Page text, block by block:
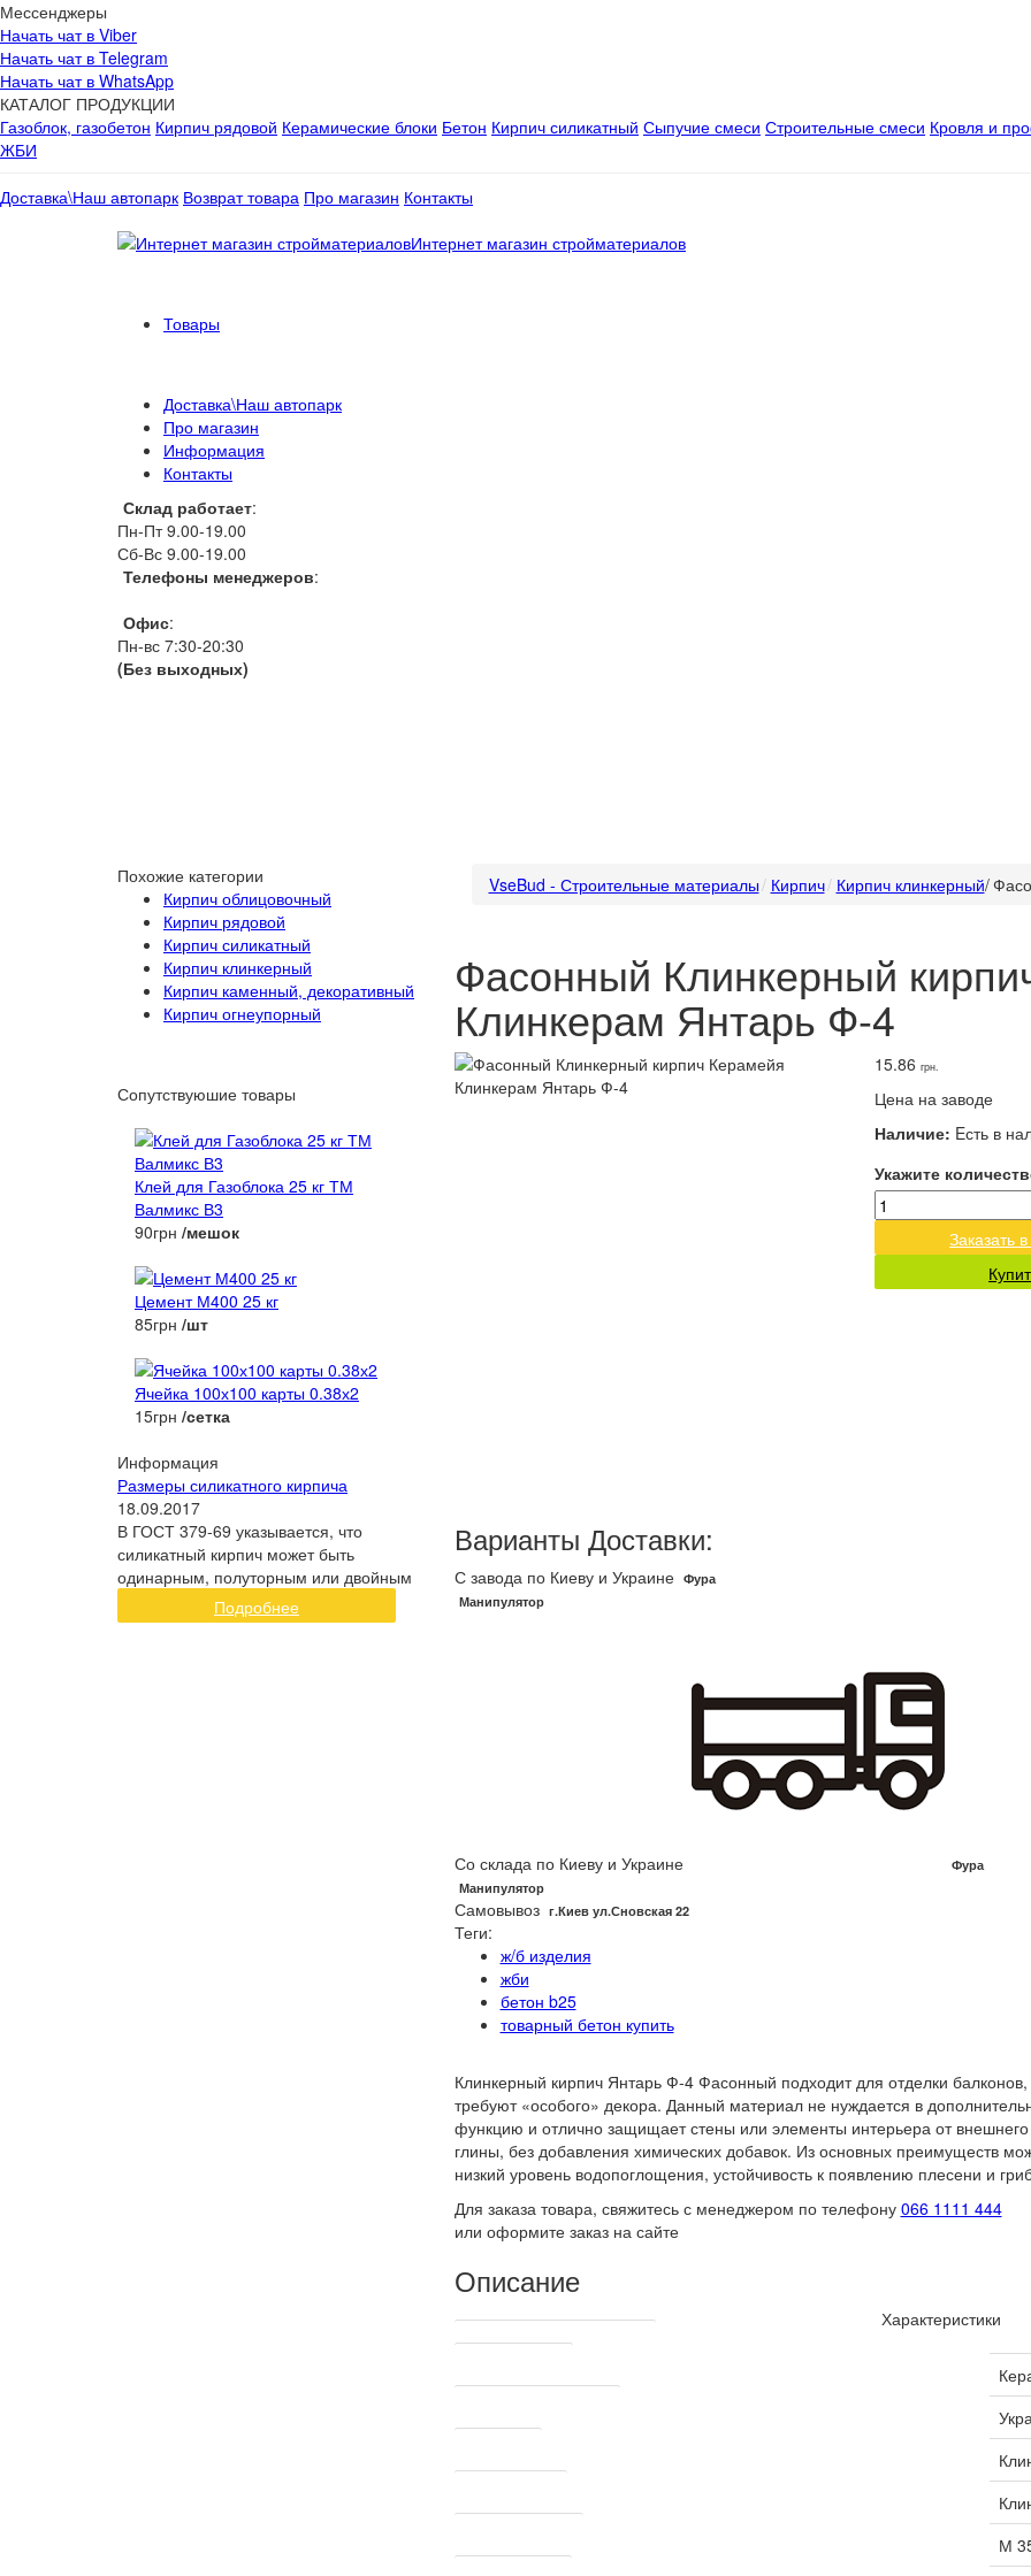
Мессенджеры
Начать чат в Viber
Начать чат в Telegram
Начать чат в WhatsApp
КАТАЛОГ ПРОДУКЦИИ
Газоблок, газобетон Кирпич рядовой Керамические блоки Бетон Кирпич силикатный Сыпучие смеси Строительные смеси Кровля и
ЖБИ
Доставка\Наш автопарк Возврат товара Про магазин Контакты
Интернет магазин стройматериалов
Товары
Доставка\Наш автопарк
Про магазин
Информация
Контакты
Склад работает:
Пн-Пт 9.00-19.00
Сб-Вс 9.00-19.00
Телефоны менеджеров:
Офис:
Пн-вс 7:30-20:30
(Без выходных)
Похожие категории
Кирпич облицовочный
Кирпич рядовой
Кирпич силикатный
Кирпич клинкерный
Кирпич каменный, декоративный
Кирпич огнеупорный
Сопутствуюшие товары
Клей для Газоблока 25 кг ТМ
Валмикс В3
90грн /мешок
Цемент М400 25 кг
85грн /шт
Ячейка 100х100 карты 0.38х2
15грн /сетка
Информация
Размеры силикатного кирпича
18.09.2017
В ГОСТ 379-69 указывается, что
силикатный кирпич может быть
одинарным, полуторным или двойным
Подробнее
VseBud - Строительные материалы Кирпич Кирпич клинкерный/
Фасонный Клинкерный
Клинкерам Янтарь Ф-4
15.86грн.
Цена на заводе
Наличие: Eсть в
Укажите
Заказать
Варианты Доставки:
С завода по Киеву и Украине Фура
Манипулятор
Со склада по Киеву и Украине
Фура
Манипулятор
Самовывоз г.Киев ул.Сновская 22
Теги:
ж/б изделия
жби
бетон b25
товарный бетон купить
Клинкерный кирпич Янтарь Ф-4 Фасонный подходит для отделки
требуют «особого» декора. Данный материал не нуждается в
функцию и отлично защищает стены или элементы интерьера от внешнего
глины, без добавления химических добавок. Из основных преимуществ
низкий уровень водопоглощения, устойчивость к появлению плесени и
Для заказа товара, свяжитесь с менеджером по телефону 066 1111 444
или оформите заказ на сайте
Описание
Характеристики
Технические характеристики
М